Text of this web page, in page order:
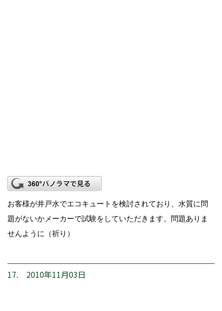
お客様が井戸水でエコキュートを検討されており、水質に問
題がないかメーカーで試験をしていただきます。問題ありま
せんように（祈り）
17. 2010年11月03日